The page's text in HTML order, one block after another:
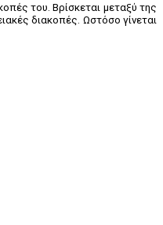
του. Βρίσκεται μεταξύ της
διακοπές. Ωστόσο γίνεται